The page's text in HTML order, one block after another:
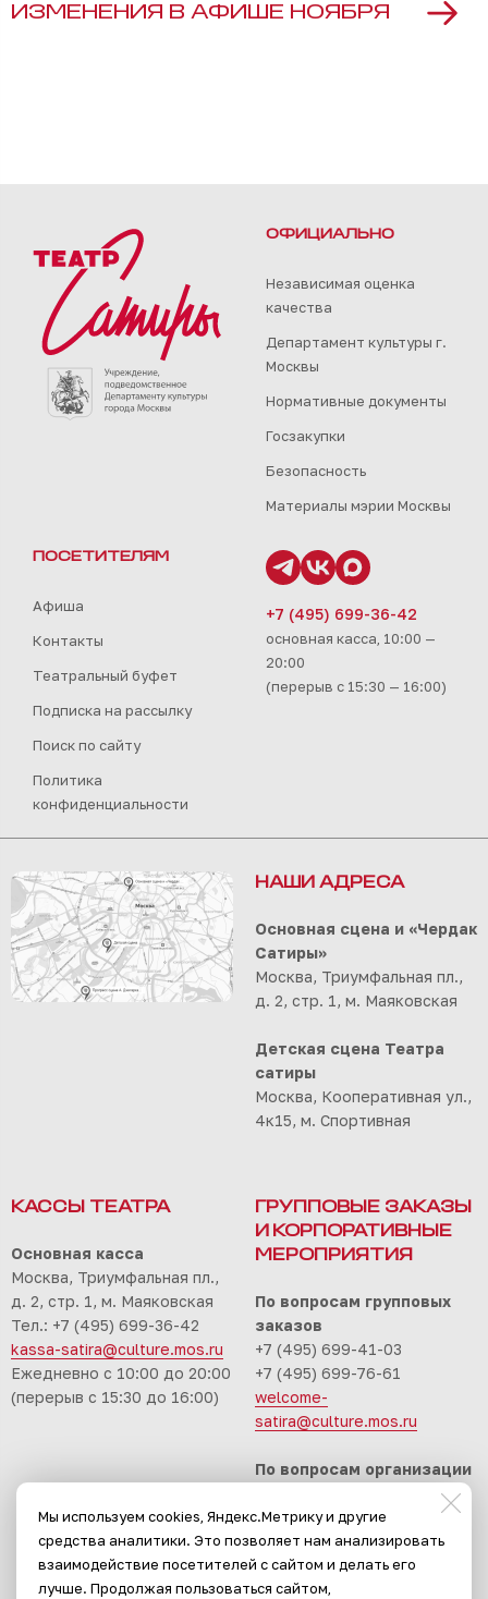
ИЗМЕНЕНИЯ В АФИШЕ НОЯБРЯ
ОФИЦИАЛЬНО
Независимая оценка
качества
Департамент культуры г.
Москвы
Нормативные документы
Госзакупки
Безопасность
Материалы мэрии Москвы
ПОСЕТИТЕЛЯМ
Афиша
Контакты
Театральный буфет
Подписка на рассылку
Поиск по сайту
Политика
конфиденциальности
+7 (495) 699-36-42
основная касса, 10:00 —
20:00
(перерыв с 15:30 — 16:00)
НАШИ АДРЕСА
Основная сцена и «Чердак
Сатиры»
Москва, Триумфальная пл.,
д. 2, стр. 1, м. Маяковская
Детская сцена Театра
сатиры
Москва, Кооперативная ул.,
4к15, м. Спортивная
КАССЫ ТЕАТРА
Основная касса
Москва, Триумфальная пл.,
д. 2, стр. 1, м. Маяковская
Тел.: +7 (495) 699-36-42
kassa-satira@culture.mos.ru
Ежедневно с 10:00 до 20:00
(перерыв с 15:30 до 16:00)
ГРУППОВЫЕ ЗАКАЗЫ
И КОРПОРАТИВНЫЕ
МЕРОПРИЯТИЯ
По вопросам групповых
заказов
+7 (495) 699-41-03
+7 (495) 699-76-61
welcome-
satira@culture.mos.ru
По вопросам организации
мероприятий
+7 (495) 699-94-30
event-satira@culture.mos.ru
Мы используем cookies, Яндекс.Метрику и другие
средства аналитики. Это позволяет нам анализировать
взаимодействие посетителей с сайтом и делать его
лучше. Продолжая пользоваться сайтом,